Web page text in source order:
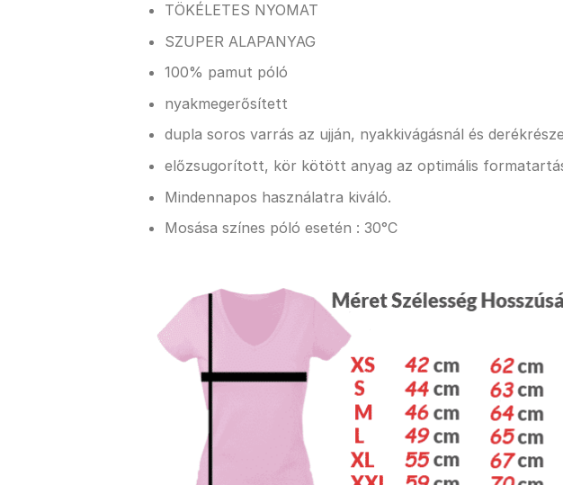
TÖKÉLETES NYOMAT
SZUPER ALAPANYAG
100% pamut póló
nyakmegerősített
dupla soros varrás az ujján, nyakkivágásnál és
előzsugorított, kör kötött anyag az optimális
Mindennapos használatra kiváló.
Mosása színes póló esetén : 30°C